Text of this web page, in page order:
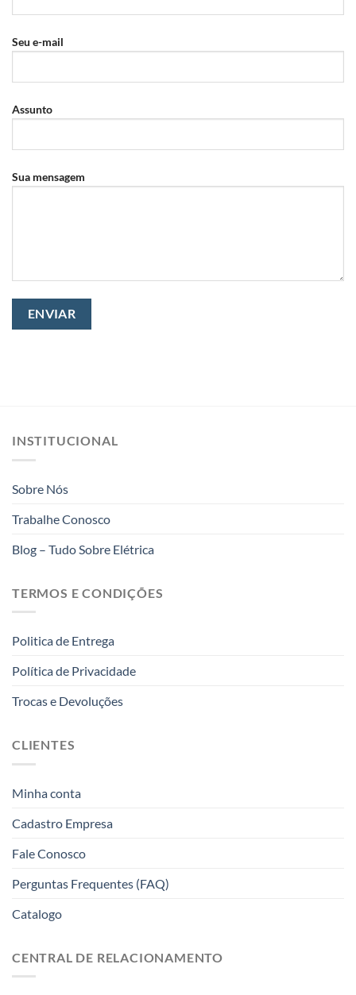
Seu e-mail
Assunto
Sua mensagem
INSTITUCIONAL
Sobre Nós
Trabalhe Conosco
Blog – Tudo Sobre Elétrica
TERMOS E CONDIÇÕES
Politica de Entrega
Política de Privacidade
Trocas e Devoluções
CLIENTES
Minha conta
Cadastro Empresa
Fale Conosco
Perguntas Frequentes (FAQ)
Catalogo
CENTRAL DE RELACIONAMENTO